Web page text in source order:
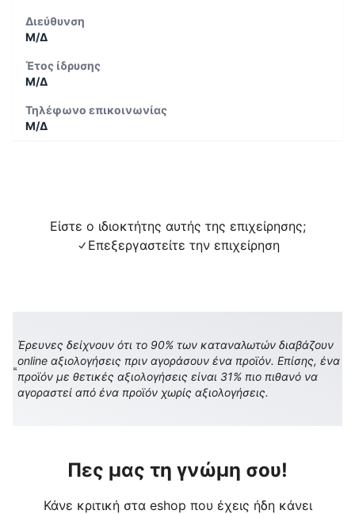
Διεύθυνση
Μ/Δ
Έτος ίδρυσης
Μ/Δ
Τηλέφωνο επικοινωνίας
Μ/Δ
Είστε ο ιδιοκτήτης αυτής της επιχείρησης;
Επεξεργαστείτε την επιχείρηση
Έρευνες δείχνουν ότι το 90% των καταναλωτών διαβάζουν
online αξιολογήσεις πριν αγοράσουν ένα προϊόν. Επίσης, ένα
προϊόν με θετικές αξιολογήσεις είναι 31% πιο πιθανό να
αγοραστεί από ένα προϊόν χωρίς αξιολογήσεις.
Πες μας τη γνώμη σου!
Κάνε κριτική στα eshop που έχεις ήδη κάνει